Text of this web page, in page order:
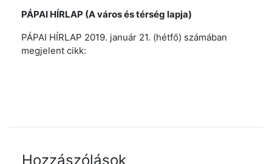
PÁPAI HÍRLAP (A város és térség lapja)
PÁPAI HÍRLAP 2019. január 21. (hétfő) számában
megjelent cikk:
Hozzászólások